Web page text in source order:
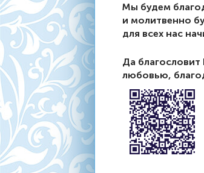
Мы будем
и молитвенно
для всех нас
Да
любовью,